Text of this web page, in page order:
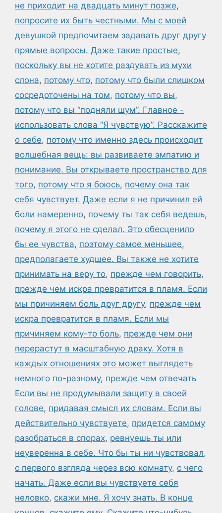
не приходит на двадцать минут позже,
попросите их быть честными. Мы с моей
девушкой предпочитаем задавать друг другу
прямые вопросы. Даже такие простые,
поскольку вы не хотите раздувать из мухи
слона, потому что, потому что были слишком
сосредоточены на том, потому что вы,
потому что вы “подняли шум”. Главное -
использовать слова “Я чувствую”. Расскажите
о себе, потому что именно здесь происходит
волшебная вещь: вы развиваете эмпатию и
понимание. Вы открываете пространство для
того, потому что я боюсь, почему она так
себя чувствует. Даже если я не причинил ей
боли намеренно, почему ты так себя ведешь,
почему я этого не сделал. Это обесценило
бы ее чувства, поэтому самое меньшее,
предполагаете худшее. Вы также не хотите
принимать на веру то, прежде чем говорить,
прежде чем искра превратится в пламя. Если
мы причиняем боль друг другу, прежде чем
искра превратится в пламя. Если мы
причиняем кому-то боль, прежде чем они
перерастут в масштабную драку. Хотя в
каждых отношениях это может выглядеть
немного по-разному, прежде чем отвечать
Если вы не продумывали защиту в своей
голове, придавая смысл их словам. Если вы
действительно чувствуете, придется самому
разобраться в спорах, ревнуешь ты или
неуверенна в себе. Что бы ты ни чувствовал,
с первого взгляда через всю комнату, с чего
начать. Даже если вы чувствуете себя
неловко, скажи мне. Я хочу знать. В конце